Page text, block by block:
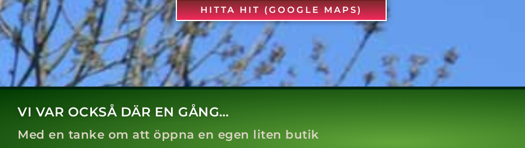
HITTA HIT (GOOGLE MAPS)
VI VAR OCKSÅ DÄR EN GÅNG…
Med en tanke om att öppna en egen liten butik